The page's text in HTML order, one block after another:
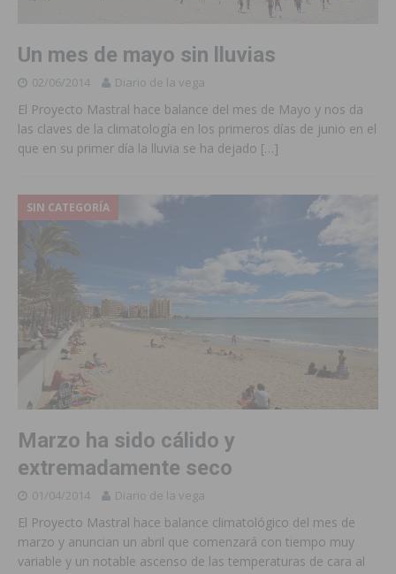
Un mes de mayo sin lluvias
02/06/2014 Diario de la vega
El Proyecto Mastral hace balance del mes de Mayo y nos da
las claves de la climatología en los primeros días de junio en el
que en su primer día la lluvia se ha dejado […]
SIN CATEGORÍA
Marzo ha sido cálido y
extremadamente seco
01/04/2014 Diario de la vega
El Proyecto Mastral hace balance climatológico del mes de
marzo y anuncian un abril que comenzará con tiempo muy
variable y un notable ascenso de las temperaturas de cara al